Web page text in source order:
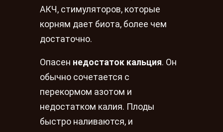
АКЧ, стимуляторов, которые
корням дает биота, более чем
достаточно.
Опасен недостаток кальция. Он
обычно сочетается с
перекормом азотом и
недостатком калия. Плоды
быстро наливаются, и